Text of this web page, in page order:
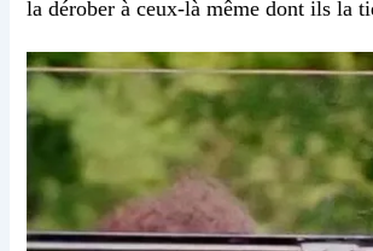
la dérober à ceux-là même dont ils la